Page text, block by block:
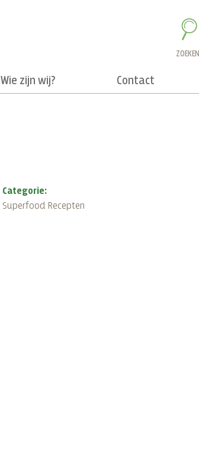
ZOEKEN
Wie zijn wij? Contact
Categorie:
Superfood Recepten